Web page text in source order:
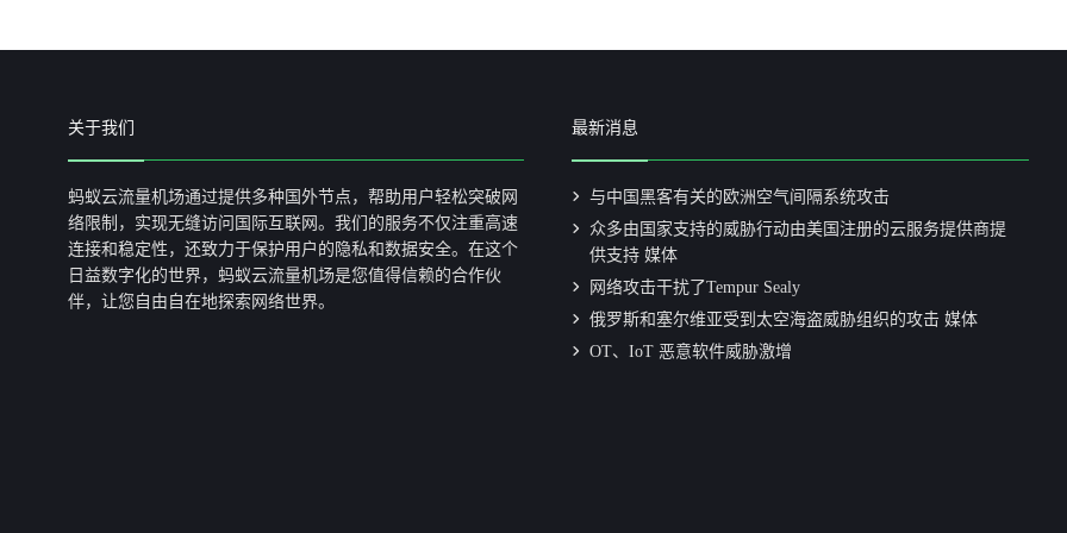
关于我们
蚂蚁云流量机场通过提供多种国外节点，帮助用户轻松突破网
络限制，实现无缝访问国际互联网。我们的服务不仅注重高速
连接和稳定性，还致力于保护用户的隐私和数据安全。在这个
日益数字化的世界，蚂蚁云流量机场是您值得信赖的合作伙
伴，让您自由自在地探索网络世界。
最新消息
与中国黑客有关的欧洲空气间隔系统攻击
众多由国家支持的威胁行动由美国注册的云服务提供商提
供支持 媒体
网络攻击干扰了Tempur Sealy
俄罗斯和塞尔维亚受到太空海盗威胁组织的攻击 媒体
OT、IoT 恶意软件威胁激增